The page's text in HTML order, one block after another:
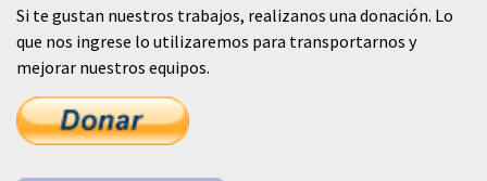
Si te gustan nuestros trabajos, realizanos una donación. Lo
que nos ingrese lo utilizaremos para transportarnos y
mejorar nuestros equipos.